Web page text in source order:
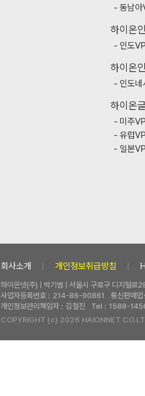
동남
하이온
인도
하이온
인도
하이온
미주
유럽
일본
회사소개 개인정보취급방침
하이온넷(주) | 박기범 | 서울시 구로구 디지털
사업자등록번호 : 214-86-90861
통신판매
개인정보관리책임자 : 김철진 Tel : 1588-
COPYRIGHT (c) 2026 HAIONNET